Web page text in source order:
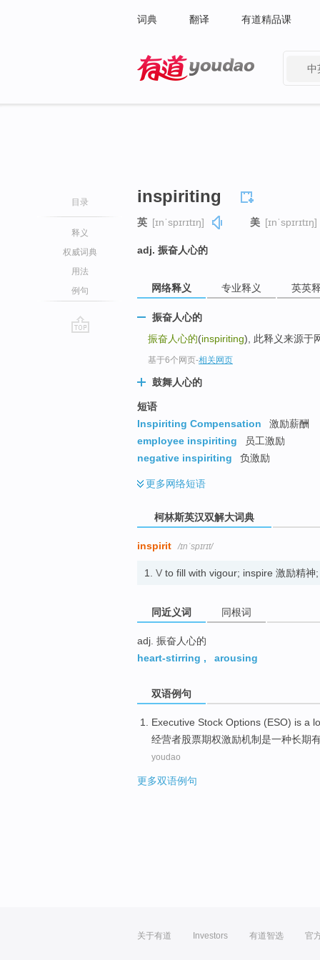
词典 翻译 有道精品课
中
目录
释义
权威词典
用法
例句
inspiriting
英 [ɪnˈspɪrɪtɪŋ] 美 [ɪnˈspɪrɪtɪŋ]
adj. 振奋人心的
网络释义 专业释义 英英
振奋人心的
振奋人心的(inspiriting), 此释义来源于
基于6个网页-相关网页
鼓舞人心的
短语
Inspiriting Compensation
激励薪酬
employee inspiriting
员工激励
negative inspiriting
负激励
更多网络短语
柯林斯英汉双解大词典
inspirit /ɪnˈspɪrɪt/
1. V to fill with vigour; inspire 激励精神
同近义词 同根词
adj. 振奋人心的
heart-stirring , arousing
双语例句
Executive Stock Options (ESO) is a
经营者股票期权激励机制是一种长期
youdao
更多双语例句
关于有道 Investors 有道智选 官